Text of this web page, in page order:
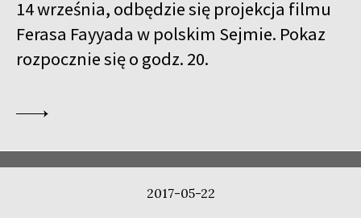
14 września, odbędzie się projekcja filmu
Ferasa Fayyada w polskim Sejmie. Pokaz
rozpocznie się o godz. 20.
2017-05-22